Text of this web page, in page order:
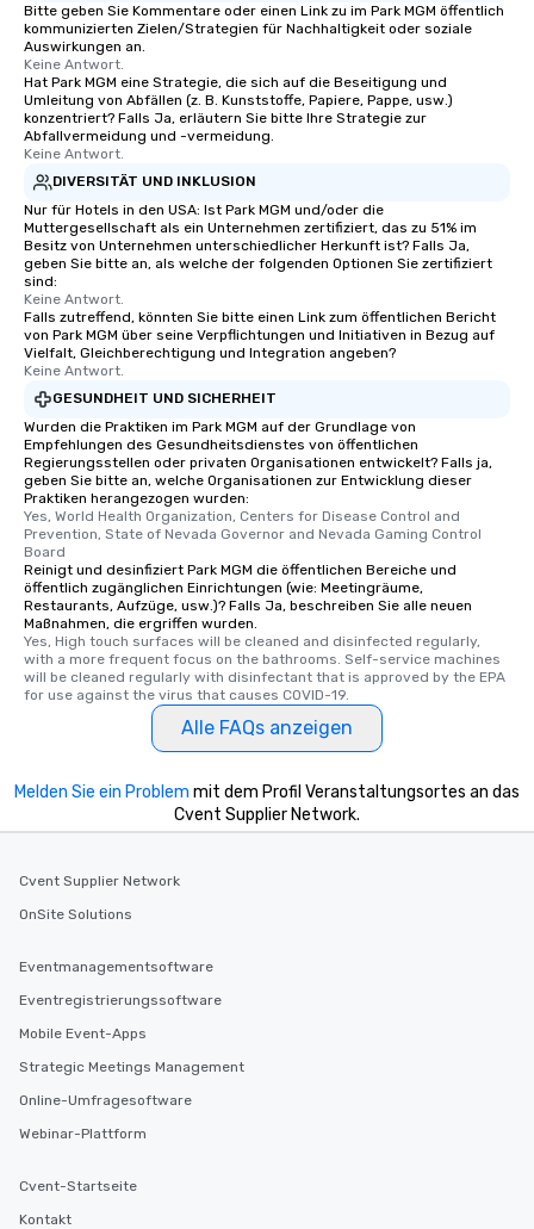
Bitte geben Sie Kommentare oder einen Link zu im Park MGM öffentlich
kommunizierten Zielen/Strategien für Nachhaltigkeit oder soziale
Auswirkungen an.
Keine Antwort.
Hat Park MGM eine Strategie, die sich auf die Beseitigung und
Umleitung von Abfällen (z. B. Kunststoffe, Papiere, Pappe, usw.)
konzentriert? Falls Ja, erläutern Sie bitte Ihre Strategie zur
Abfallvermeidung und -vermeidung.
Keine Antwort.
DIVERSITÄT UND INKLUSION
Nur für Hotels in den USA: Ist Park MGM und/oder die
Muttergesellschaft als ein Unternehmen zertifiziert, das zu 51% im
Besitz von Unternehmen unterschiedlicher Herkunft ist? Falls Ja,
geben Sie bitte an, als welche der folgenden Optionen Sie zertifiziert
sind:
Keine Antwort.
Falls zutreffend, könnten Sie bitte einen Link zum öffentlichen Bericht
von Park MGM über seine Verpflichtungen und Initiativen in Bezug auf
Vielfalt, Gleichberechtigung und Integration angeben?
Keine Antwort.
GESUNDHEIT UND SICHERHEIT
Wurden die Praktiken im Park MGM auf der Grundlage von
Empfehlungen des Gesundheitsdienstes von öffentlichen
Regierungsstellen oder privaten Organisationen entwickelt? Falls ja,
geben Sie bitte an, welche Organisationen zur Entwicklung dieser
Praktiken herangezogen wurden:
Yes, World Health Organization, Centers for Disease Control and
Prevention, State of Nevada Governor and Nevada Gaming Control
Board
Reinigt und desinfiziert Park MGM die öffentlichen Bereiche und
öffentlich zugänglichen Einrichtungen (wie: Meetingräume,
Restaurants, Aufzüge, usw.)? Falls Ja, beschreiben Sie alle neuen
Maßnahmen, die ergriffen wurden.
Yes, High touch surfaces will be cleaned and disinfected regularly,
with a more frequent focus on the bathrooms. Self-service machines
will be cleaned regularly with disinfectant that is approved by the EPA
for use against the virus that causes COVID-19.
Alle FAQs anzeigen
Melden Sie ein Problem mit dem Profil Veranstaltungsortes an das
Cvent Supplier Network.
Cvent Supplier Network
OnSite Solutions
Eventmanagementsoftware
Eventregistrierungssoftware
Mobile Event-Apps
Strategic Meetings Management
Online-Umfragesoftware
Webinar-Plattform
Cvent-Startseite
Kontakt